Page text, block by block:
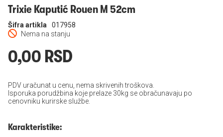
Trixie Kaputić Rouen M 52cm
Nema na stanju
Šifra artikla 017958
0,00 RSD
PDV uračunat u cenu, nema skrivenih troškova.
Isporuka porudžbina koje prelaze 30kg se obračunavaju po
cenovniku kurirske službe.
Karakteristike: